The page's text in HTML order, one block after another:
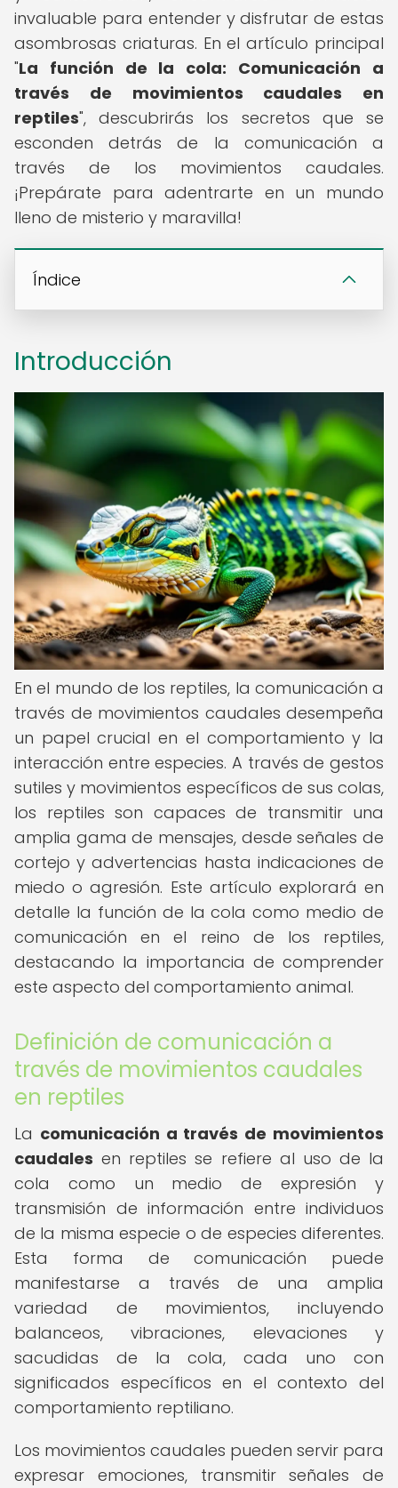
invaluable para entender y disfrutar de estas
asombrosas criaturas. En el artículo principal
"La función de la cola: Comunicación a
través de movimientos caudales en
reptiles", descubrirás los secretos que se
esconden detrás de la comunicación a
través de los movimientos caudales.
¡Prepárate para adentrarte en un mundo
lleno de misterio y maravilla!
Índice
Introducción
En el mundo de los reptiles, la comunicación a
través de movimientos caudales desempeña
un papel crucial en el comportamiento y la
interacción entre especies. A través de gestos
sutiles y movimientos específicos de sus colas,
los reptiles son capaces de transmitir una
amplia gama de mensajes, desde señales de
cortejo y advertencias hasta indicaciones de
miedo o agresión. Este artículo explorará en
detalle la función de la cola como medio de
comunicación en el reino de los reptiles,
destacando la importancia de comprender
este aspecto del comportamiento animal.
Definición de comunicación a
través de movimientos caudales
en reptiles
La comunicación a través de movimientos
caudales en reptiles se refiere al uso de la
cola como un medio de expresión y
transmisión de información entre individuos
de la misma especie o de especies diferentes.
Esta forma de comunicación puede
manifestarse a través de una amplia
variedad de movimientos, incluyendo
balanceos, vibraciones, elevaciones y
sacudidas de la cola, cada uno con
significados específicos en el contexto del
comportamiento reptiliano.
Los movimientos caudales pueden servir para
expresar emociones, transmitir señales de